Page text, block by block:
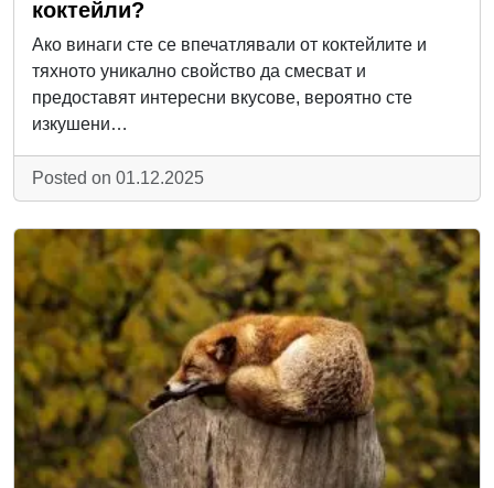
коктейли?
Ако винаги сте се впечатлявали от коктейлите и
тяхното уникално свойство да смесват и
предоставят интересни вкусове, вероятно сте
изкушени…
Posted on 01.12.2025